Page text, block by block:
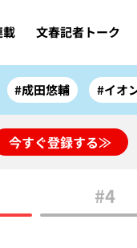
載 文春記者トーク
#成田悠輔 #イオ
今すぐ登録する≫
#4